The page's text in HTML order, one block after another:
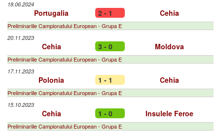
18.06.2024
Portugalia 2 - 1 Cehia
Preliminariile Campionatului European - Grupa E
20.11.2023
Cehia 3 - 0 Moldova
Preliminariile Campionatului European - Grupa E
17.11.2023
Polonia 1 - 1 Cehia
Preliminariile Campionatului European - Grupa E
15.10.2023
Cehia 1 - 0 Insulele Feroe
Preliminariile Campionatului European - Grupa E